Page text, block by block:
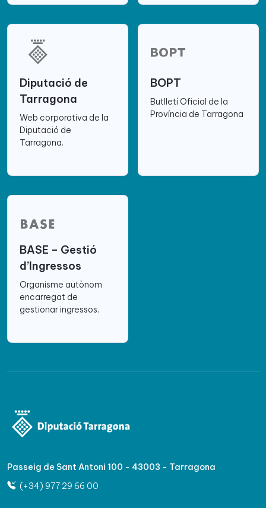
Diputació de
Tarragona
Web corporativa de la
Diputació de
Tarragona.
BOPT
Butlletí Oficial de la
Província de Tarragona
BASE – Gestió
d’Ingressos
Organisme autònom
encarregat de
gestionar ingressos.
Passeig de Sant Antoni 100 - 43003 - Tarragona
(+34) 977 29 66 00